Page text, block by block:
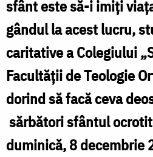
„Sfântul
Nicolae”
au
împărțit
daruri
copiilor
din
sfânt este să-i imiţi
gândul la acest lucru,
caritative a Colegiului
Facultăţii de Teologie
dorind să facă ceva
sărbători sfântul
duminică, 8 decembrie